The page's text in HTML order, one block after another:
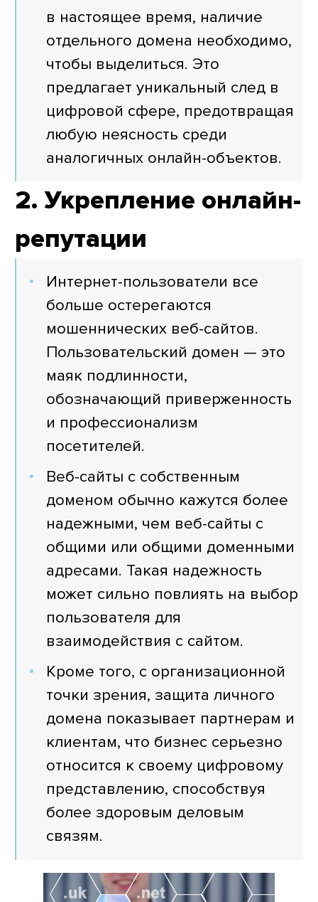
в настоящее время, наличие
отдельного домена необходимо,
чтобы выделиться. Это
предлагает уникальный след в
цифровой сфере, предотвращая
любую неясность среди
аналогичных онлайн-объектов.
2. Укрепление онлайн-
репутации
Интернет-пользователи все
больше остерегаются
мошеннических веб-сайтов.
Пользовательский домен — это
маяк подлинности,
обозначающий приверженность
и профессионализм
посетителей.
Веб-сайты с собственным
доменом обычно кажутся более
надежными, чем веб-сайты с
общими или общими доменными
адресами. Такая надежность
может сильно повлиять на выбор
пользователя для
взаимодействия с сайтом.
Кроме того, с организационной
точки зрения, защита личного
домена показывает партнерам и
клиентам, что бизнес серьезно
относится к своему цифровому
представлению, способствуя
более здоровым деловым
связям.